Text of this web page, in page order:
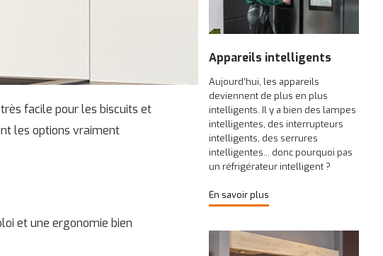
facile pour les biscuits et
les options vraiment
et une ergonomie bien
Appareils intelligents
Aujourd’hui, les appareils
deviennent de plus en plus
intelligents. Il y a bien des lampes
intelligentes, des interrupteurs
intelligents, des serrures
intelligentes… donc pourquoi pas
un réfrigérateur intelligent ?
En savoir plus